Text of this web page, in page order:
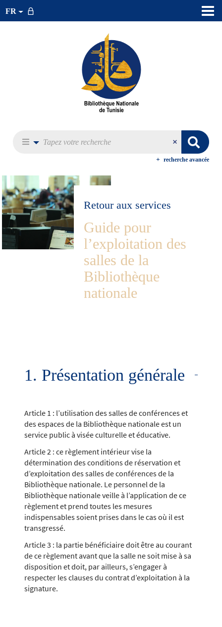
FR
recherche avancée
Retour aux services
Guide pour
l’exploitation des
salles de la
Bibliothèque
nationale
1. Présentation générale
Article 1 : l’utilisation des salles de conférences et
des espaces de la Bibliothèque nationale est un
service public à visée culturelle et éducative.
Article 2 : ce règlement intérieur vise la
détermination des conditions de réservation et
d’exploitation des salles de conférences de la
Bibliothèque nationale. Le personnel de la
Bibliothèque nationale veille à l’application de ce
règlement et prend toutes les mesures
indispensables soient prises dans le cas où il est
transgressé.
Article 3 : la partie bénéficiaire doit être au courant
de ce règlement avant que la salle ne soit mise à sa
disposition et doit, par ailleurs, s’engager à
respecter les clauses du contrat d’exploitation à la
signature.